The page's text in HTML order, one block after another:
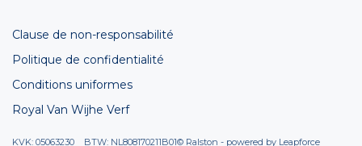
Clause de non-responsabilité
Politique de confidentialité
Conditions uniformes
Royal Van Wijhe Verf
KVK: 05063230 BTW: NL808170211B01© Ralston - powered by Leapforce